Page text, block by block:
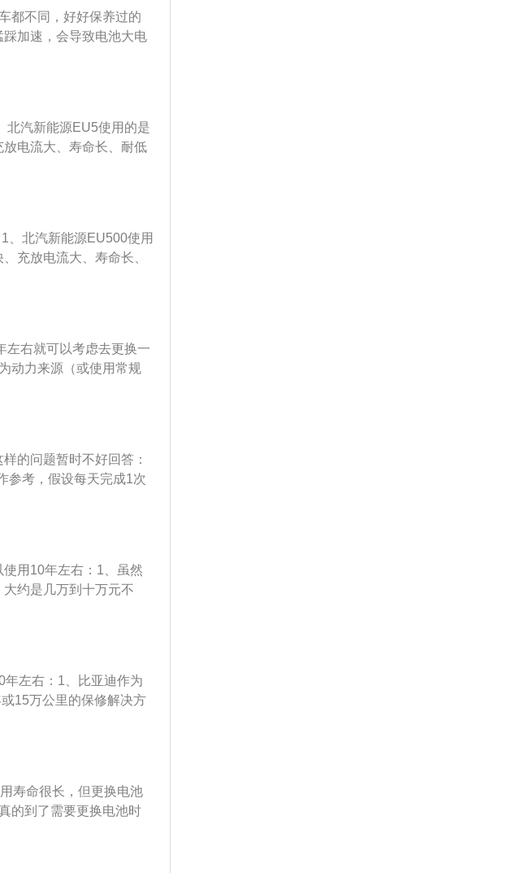
。都不同，好好保养过的
加速，会导致电池大电
导致使用寿命降低。所
引发电池活性下降加速
用完闲置几天不充电，
北汽新能源EU5使用的是
电流大、寿命长、耐低
放、过温、短路、跌
体电压偏差自均衡功
、北汽新能源EU500使用
充放电流大、寿命长、
、过放、过温、短路、
单体电压偏差自均衡功
车辆保持超长续航，并
左右就可以考虑去更换一
动力来源（或使用常规
控制和驱动方面的先进
电动汽车、氢发动机汽
本偏高，车子价位总体
的问题暂时不好回答：
参考，假设每天完成1次
，这里面所提到的电池
现性能降低的模块，就
用10年左右：1、虽然
约是几万到十万元不
能会降低，因为现在的
年左右：1、比亚迪作为
15万公里的保修解决方
过严格的试生产和质量
寿命很长，但更换电池
的到了需要更换电池时
就不需要那么贵了；